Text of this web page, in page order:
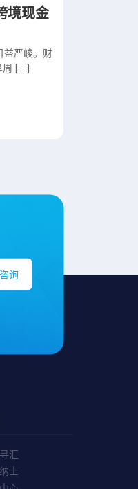
境现金
严峻。财
周 […]
询
汇
士